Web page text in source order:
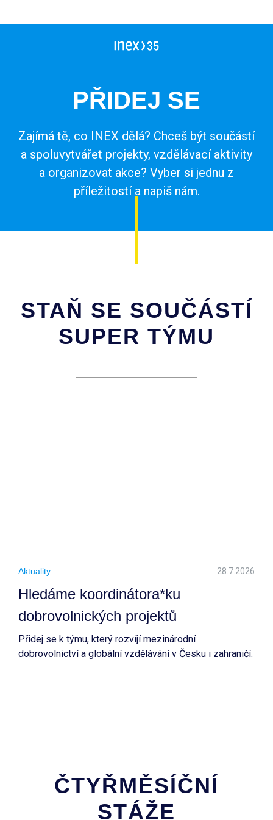
Dlouhodobé projekty
Pracovní pozice
Členství pro INEXáky
FAQ vedoucí workcampů
Jako jednodlivec
Jako zaměstnanec*kyně
PŘIDEJ SE
Zajímá tě, co INEX dělá? Chceš být součástí
a spoluvytvářet projekty, vzdělávací aktivity
a organizovat akce? Vyber si jednu z
příležitostí a napiš nám.
STAŇ SE SOUČÁSTÍ
SUPER TÝMU
Aktuality 28.7.2026
Hledáme koordinátora*ku
dobrovolnických projektů
Přidej se k týmu, který rozvíjí mezinárodní
dobrovolnictví a globální vzdělávání v Česku i zahraničí.
ČTYŘMĚSÍČNÍ
STÁŽE